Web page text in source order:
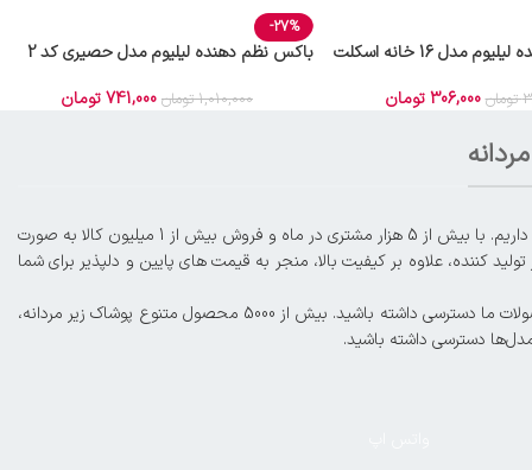
باکس نظم دهنده لیلیوم مدل 16 خانه اسکلت
تومان 306,000 تومان
-27%
باکس نظم دهنده لیلیوم مدل حصیری کد 2
1,010,000 تومان 741,000تومان
با افتخار از سال 1395، ما در عرصه فروش آنلاین محصولات لباس زیر زنانه و مردانه، از جمله شورت، سوتین، ست، بادی، لباس زیر ورزشی، گن و موارد دیگر حضور داریم. با بیش از 5 هزار مشتری در ماه و فروش بیش از 1 میلیون کالا به صورت
کننده، علاوه بر کیفیت بالا، منجر به قیمت های پایین و دلپذیر برای شما
کمترین فاصله با مشتریان عزیز و ارائه خدمات و فروش حرفه‌ای از اهداف ماست. شما میتوانید در صورت تمایل، به صورت اورژانسی و زیر ۴ ساعت کاری به محصولات ما دسترسی داشته باشید. بیش از 5000 محصول متنوع پوشاک زیر مردانه،
دسترسی داشته باشید.